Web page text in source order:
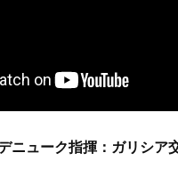
ニューク指揮：ガリシア